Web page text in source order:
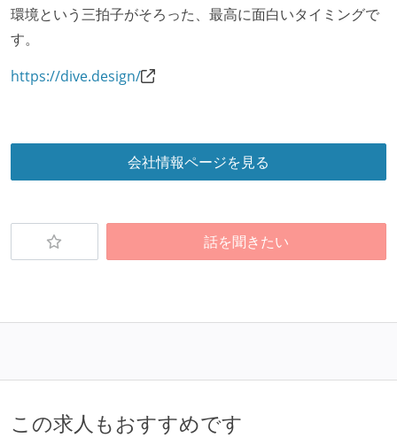
環境という三拍子がそろった、最高に面白いタイミングで
す。
https://dive.design/
会社情報ページを見る
話を聞きたい
この求人もおすすめです